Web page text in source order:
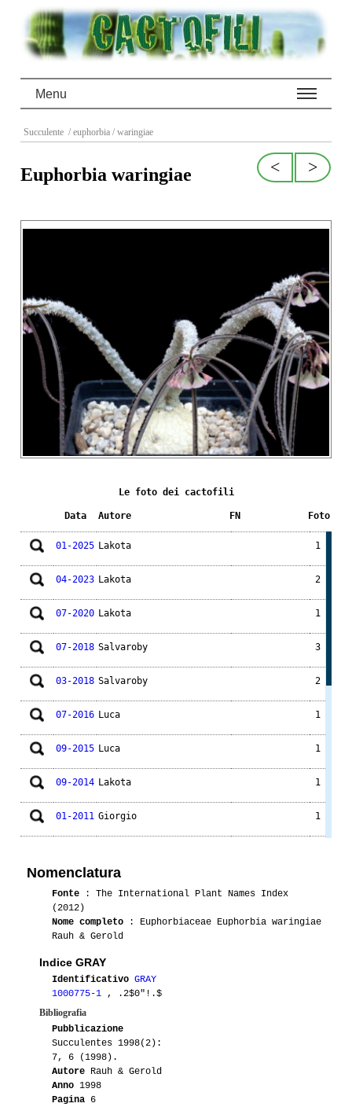
Menu
Succulente / euphorbia / waringiae
>
<
Euphorbia waringiae
Le foto dei cactofili
Data Autore FN Foto
01-2025 Lakota 1
04-2023 Lakota 2
07-2020 Lakota 1
07-2018 Salvaroby 3
03-2018 Salvaroby 2
07-2016 Luca 1
09-2015 Luca 1
09-2014 Lakota 1
01-2011 Giorgio 1
05-2010 Lakota 1
01-2009 Giorgio
01-2008
08-2008 Lakota
07-2008 Beppe58
Nomenclatura
Fonte : The International Plant Names Index
(2012)
Nome completo : Euphorbiaceae Euphorbia waringiae
Rauh & Gerold
Indice GRAY
Identificativo GRAY
1000775-1 , .2$0"!.$
Bibliografia
Pubblicazione
Succulentes 1998(2):
7, 6 (1998).
Autore Rauh & Gerold
Anno 1998
Pagina 6